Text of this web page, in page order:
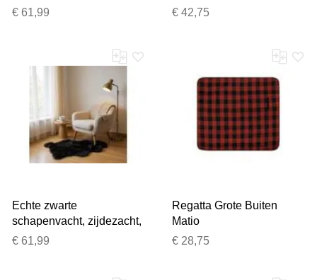
Zijdezacht Pluizig Echt
€ 61,99
deurmat (Rood)
€ 42,75
Echte zwarte
schapenvacht, zijdezacht,
natuurlijk, zacht, pluizig,
€ 61,99
Regatta Grote Buiten
Matio
Picknickdeken/Kleed
€ 28,75